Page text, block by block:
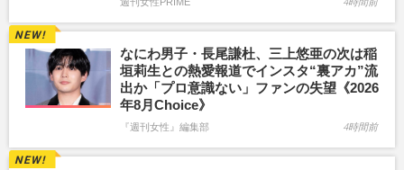
4時間前
なにわ男子・長尾謙杜、三上悠亜の次は稲
垣莉生との熱愛報道でインスタ“裏アカ”流
出か「プロ意識ない」ファンの失望《2026
年8月Choice》
『週刊女性』編集部 4時間前